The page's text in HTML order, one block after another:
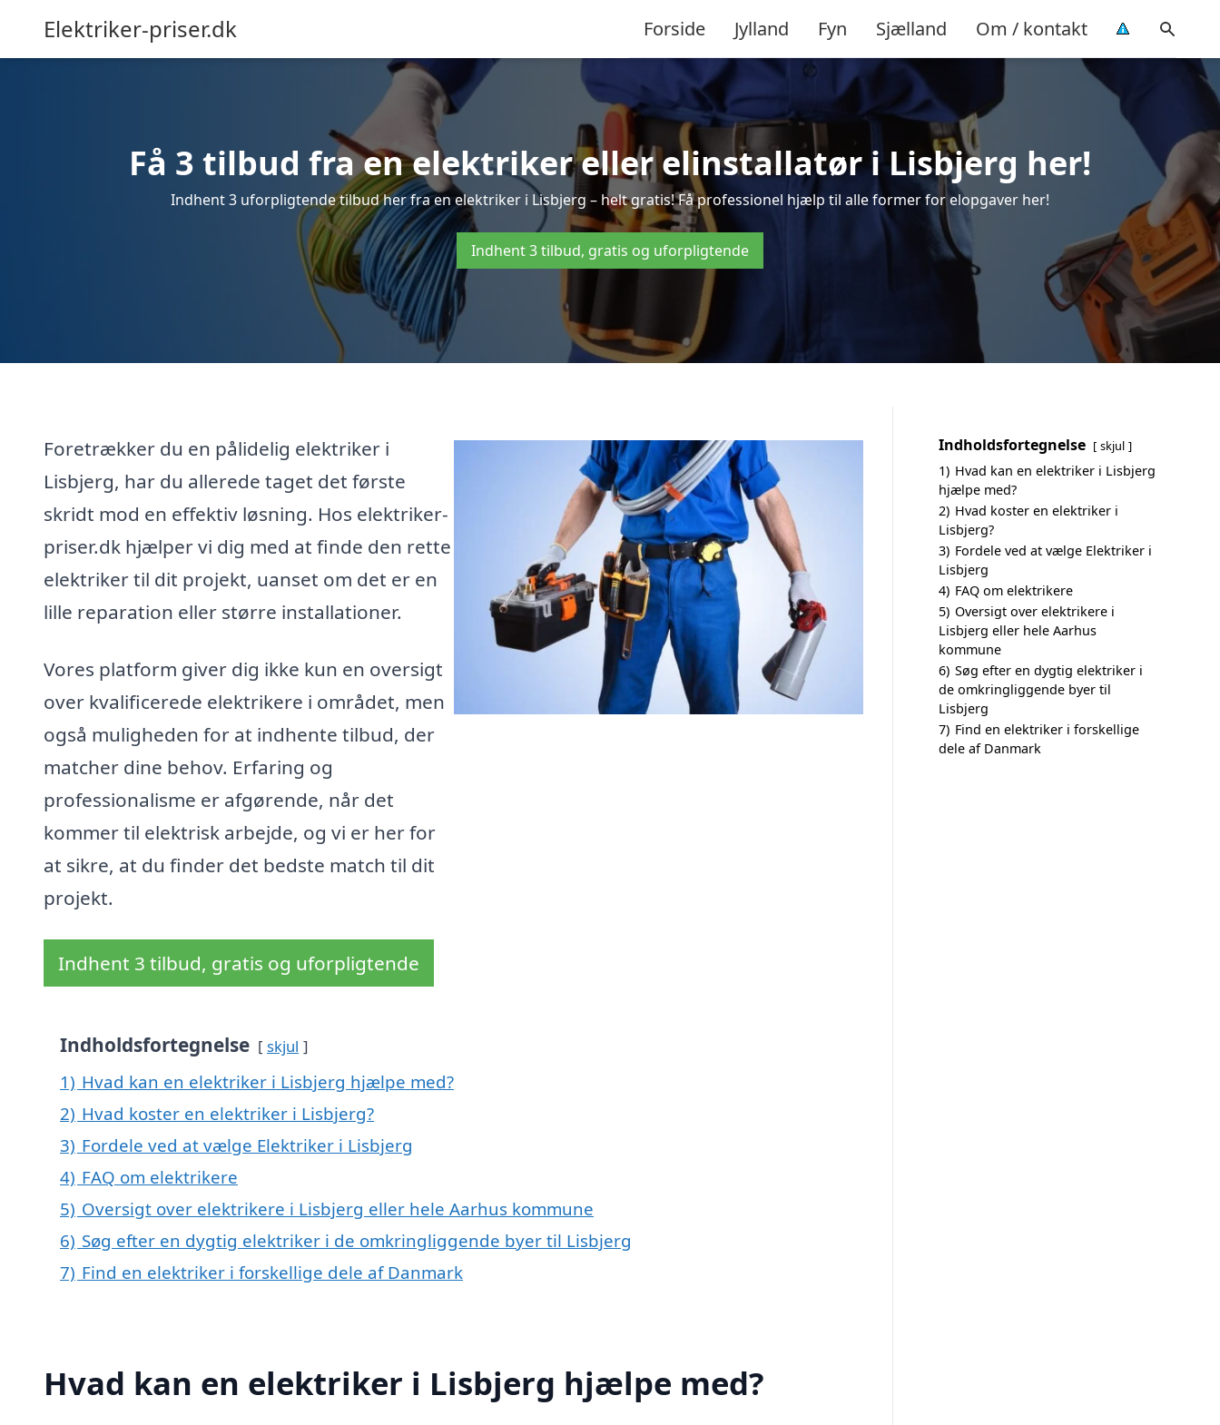
Elektriker-priser.dk Forside Jylland Fyn Sjælland Om / kontakt
Få 3 tilbud fra en elektriker eller elinstallatør i Lisbjerg her!
Indhent 3 uforpligtende tilbud her fra en elektriker i Lisbjerg – helt gratis! Få professionel hjælp til alle former for elopgaver her!
Indhent 3 tilbud, gratis og uforpligtende
Foretrækker du en pålidelig elektriker i
Lisbjerg, har du allerede taget det første
skridt mod en effektiv løsning. Hos elektriker-
priser.dk hjælper vi dig med at finde den rette
elektriker til dit projekt, uanset om det er en
lille reparation eller større installationer.
Vores platform giver dig ikke kun en oversigt
over kvalificerede elektrikere i området, men
også muligheden for at indhente tilbud, der
matcher dine behov. Erfaring og
professionalisme er afgørende, når det
kommer til elektrisk arbejde, og vi er her for
at sikre, at du finder det bedste match til dit
projekt.
Indhent 3 tilbud, gratis og uforpligtende
Indholdsfortegnelse skjul
1) Hvad kan en elektriker i Lisbjerg hjælpe med?
2) Hvad koster en elektriker i Lisbjerg?
3) Fordele ved at vælge Elektriker i Lisbjerg
4) FAQ om elektrikere
5) Oversigt over elektrikere i Lisbjerg eller hele Aarhus kommune
6) Søg efter en dygtig elektriker i de omkringliggende byer til Lisbjerg
7) Find en elektriker i forskellige dele af Danmark
Hvad kan en elektriker i Lisbjerg hjælpe med?
Indholdsfortegnelse skjul
1) Hvad kan en elektriker i Lisbjerg
hjælpe med?
2) Hvad koster en elektriker i
Lisbjerg?
3) Fordele ved at vælge Elektriker i
Lisbjerg
4) FAQ om elektrikere
5) Oversigt over elektrikere i
Lisbjerg eller hele Aarhus
kommune
6) Søg efter en dygtig elektriker i
de omkringliggende byer til
Lisbjerg
7) Find en elektriker i forskellige
dele af Danmark